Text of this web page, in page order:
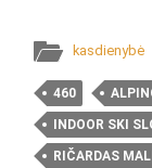
kasdienybė
460
INDOOR SKI
RIČARDAS